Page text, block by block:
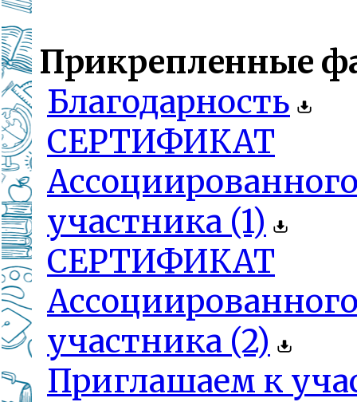
Прикрепленные
Благодарность
СЕРТИФИКАТ
участника (1)
СЕРТИФИКАТ
участника (2)
Приглашаем к